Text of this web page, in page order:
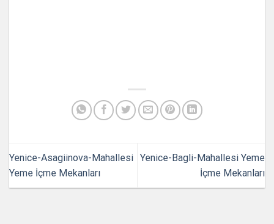
Yenice-Asagiinova-Mahallesi
Yeme İçme Mekanları
Yenice-Bagli-Mahallesi Yeme
İçme Mekanları